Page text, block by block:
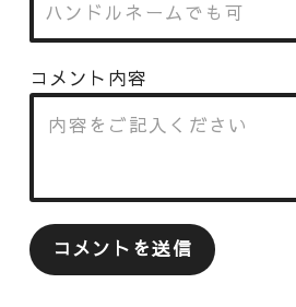
コメント内容